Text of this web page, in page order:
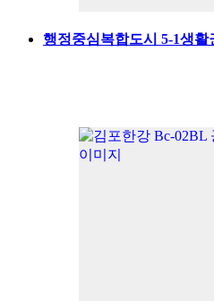
행정중심복합도시 5-1생